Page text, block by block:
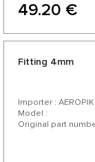
49.20 €
Fitting 4mm
Importer : AEROPIK
Model :
Original part